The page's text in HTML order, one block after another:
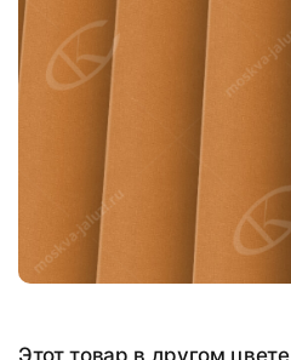
Этот товар в другом цвете